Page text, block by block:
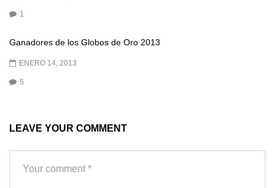
1
Ganadores de los Globos de Oro 2013
ENERO 14, 2013
5
LEAVE YOUR COMMENT